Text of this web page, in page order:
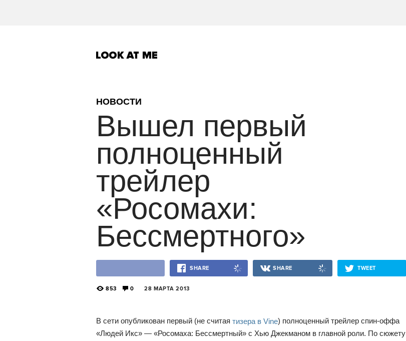
НОВОСТИ
Вышел первый
полноценный
трейлер
«Росомахи:
Бессмертного»
SHARE SHARE TWEET
853 0 28 МАРТА 2013
В сети опубликован первый (не считая тизера в Vine) полноценный трейлер спин-оффа
«Людей Икс» — «Росомаха: Бессмертный» с Хью Джекманом в главной роли. По сюжету